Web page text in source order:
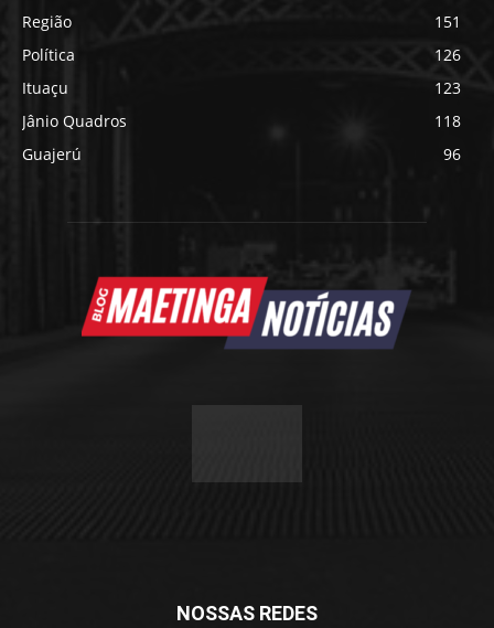
Região
151
Política
126
Ituaçu
123
Jânio Quadros
118
Guajerú
96
NOSSAS REDES